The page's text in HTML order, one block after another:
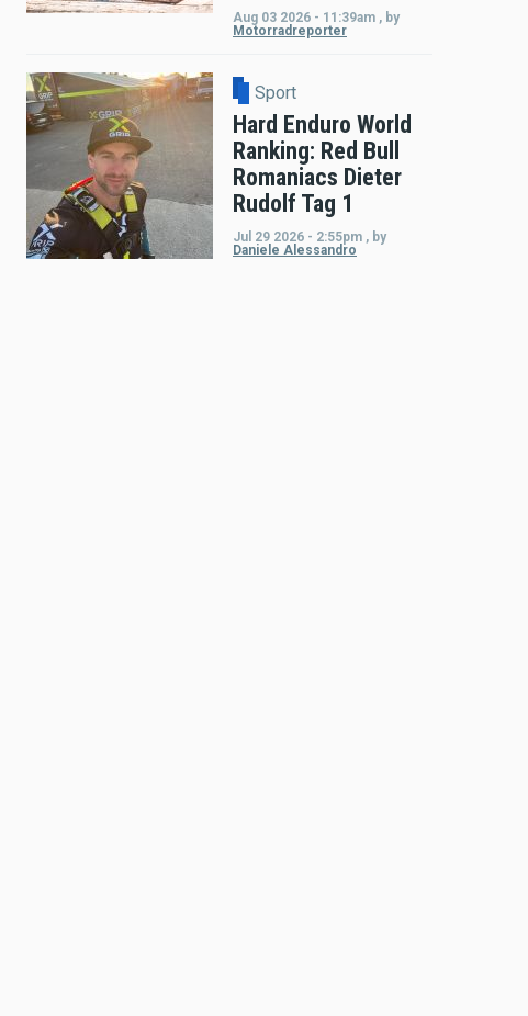
Aug 03 2026 - 11:39am , by
Motorradreporter
Sport
Hard Enduro World
Ranking: Red Bull
Romaniacs Dieter
Rudolf Tag 1
Jul 29 2026 - 2:55pm , by
Daniele Alessandro